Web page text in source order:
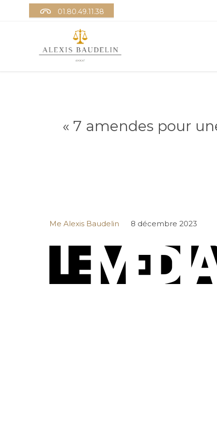
 01.80.49.11.38
« 7 amendes pour
Me Alexis Baudelin 8 décembre 2023